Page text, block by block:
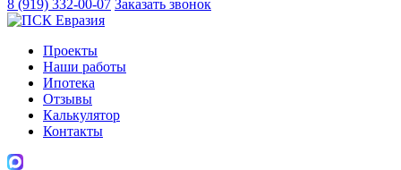
8 (919) 332-00-07 Заказать звонок
Проекты
Наши работы
Ипотека
Отзывы
Калькулятор
Контакты